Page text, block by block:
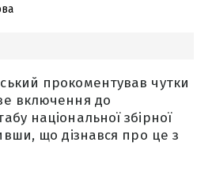
прокоментував чутки
включення до
національної збірної
що дізнався про це з